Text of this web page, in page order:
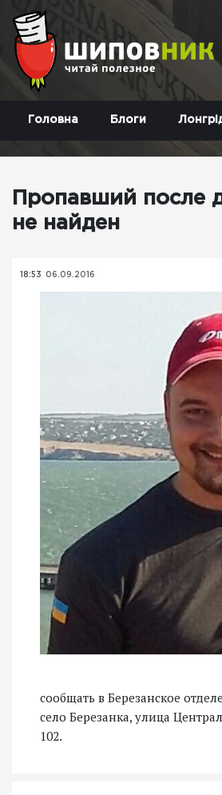
Головна Блоги
Пропавший после
не найден
18:53 06.09.2016
сообщать в Березанское
село Березанка, улица
102.